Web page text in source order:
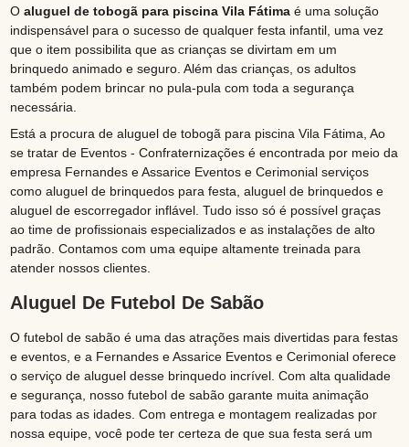
Oaluguel de tobogã para piscina Vila Fátima é uma solução
indispensável para o sucesso de qualquer festa infantil, uma vez
que o item possibilita que as crianças se divirtam em um
brinquedo animado e seguro. Além das crianças, os adultos
também podem brincar no pula-pula com toda a segurança
necessária.
Está a procura de aluguel de tobogã para piscina Vila Fátima, Ao
se tratar de Eventos - Confraternizações é encontrada por meio da
empresa Fernandes e Assarice Eventos e Cerimonial serviços
como aluguel de brinquedos para festa, aluguel de brinquedos e
aluguel de escorregador inflável. Tudo isso só é possível graças
ao time de profissionais especializados e as instalações de alto
padrão. Contamos com uma equipe altamente treinada para
atender nossos clientes.
Aluguel De Futebol De Sabão
O futebol de sabão é uma das atrações mais divertidas para festas
e eventos, e a Fernandes e Assarice Eventos e Cerimonial oferece
o serviço de aluguel desse brinquedo incrível. Com alta qualidade
e segurança, nosso futebol de sabão garante muita animação
para todas as idades. Com entrega e montagem realizadas por
nossa equipe, você pode ter certeza de que sua festa será um